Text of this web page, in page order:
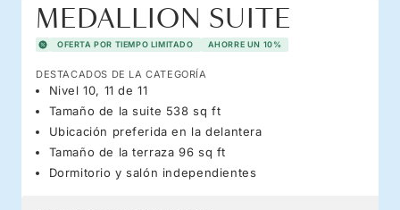
MEDALLION SUITE
OFERTA POR TIEMPO LIMITADO AHORRE UN 10%
DESTACADOS DE LA CATEGORÍA
Nivel 10, 11 de 11
Tamaño de la suite 538 sq ft
Ubicación preferida en la delantera
Tamaño de la terraza 96 sq ft
Dormitorio y salón independientes